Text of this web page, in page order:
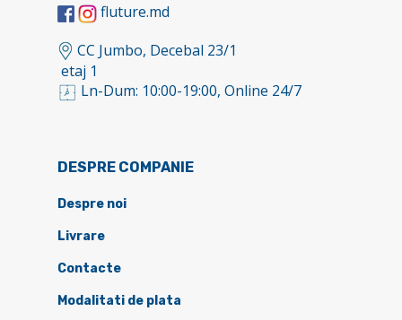
fluture.md
CC Jumbo, Decebal 23/1
etaj 1
Ln-Dum: 10:00-19:00, Online 24/7
DESPRE COMPANIE
Despre noi
Livrare
Contacte
Modalitati de plata